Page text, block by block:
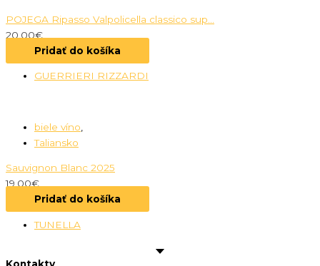
POJEGA Ripasso Valpolicella classico sup...
20.00€
Pridať do košíka
GUERRIERI RIZZARDI
biele víno
Taliansko
Sauvignon Blanc 2025
19.00€
Pridať do košíka
TUNELLA
Kontakty